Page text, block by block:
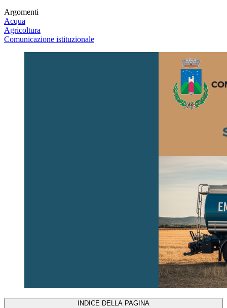
Argomenti
Acqua
Agricoltura
Comunicazione istituzionale
INDICE DELLA PAGINA